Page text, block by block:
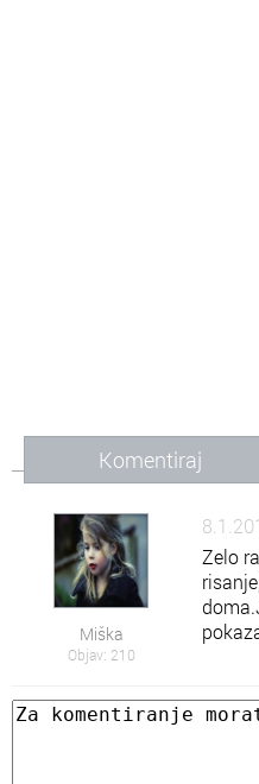
Komentiraj
Miška
Objav: 210
Zelo